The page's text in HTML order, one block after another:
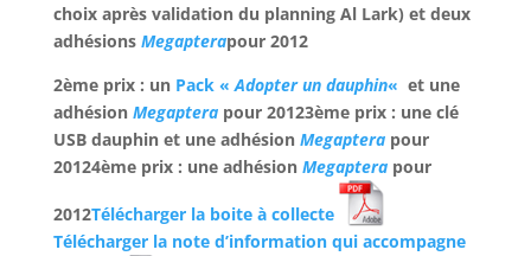
choix après validation du planning Al Lark) et deux
adhésions Megapterapour 2012
2ème prix : un Pack « Adopter un dauphin« et une
adhésion Megaptera pour 20123ème prix : une clé
USB dauphin et une adhésion Megaptera pour
20124ème prix : une adhésion Megaptera pour
2012Télécharger la boite à collecte
Télécharger la note d’information qui accompagne